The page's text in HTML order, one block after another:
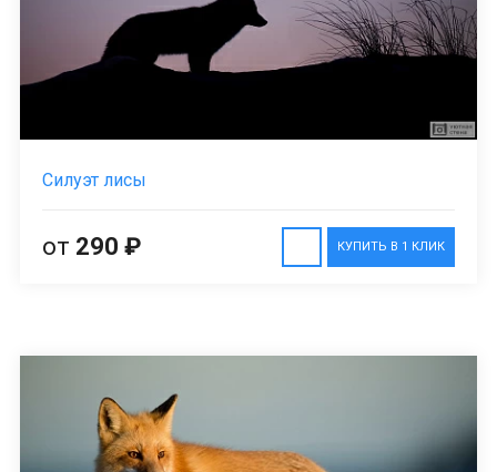
Силуэт лисы
КУПИТЬ В 1 КЛИК
от 290 ₽